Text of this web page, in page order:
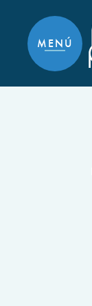
MENÚ